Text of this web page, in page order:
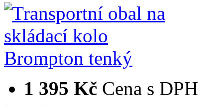
1 395 Kč Cena s DPH